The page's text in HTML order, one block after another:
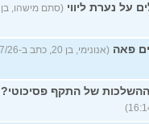
על נערת ליווי
פאה
(אנונימי, בן
של התקף פסיכוטי?